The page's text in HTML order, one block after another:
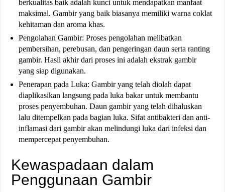
berkualitas baik adalah kunci untuk mendapatkan manfaat
maksimal. Gambir yang baik biasanya memiliki warna coklat
kehitaman dan aroma khas.
Pengolahan Gambir: Proses pengolahan melibatkan
pembersihan, perebusan, dan pengeringan daun serta ranting
gambir. Hasil akhir dari proses ini adalah ekstrak gambir
yang siap digunakan.
Penerapan pada Luka: Gambir yang telah diolah dapat
diaplikasikan langsung pada luka bakar untuk membantu
proses penyembuhan. Daun gambir yang telah dihaluskan
lalu ditempelkan pada bagian luka. Sifat antibakteri dan anti-
inflamasi dari gambir akan melindungi luka dari infeksi dan
mempercepat penyembuhan.
Kewaspadaan dalam
Penggunaan Gambir